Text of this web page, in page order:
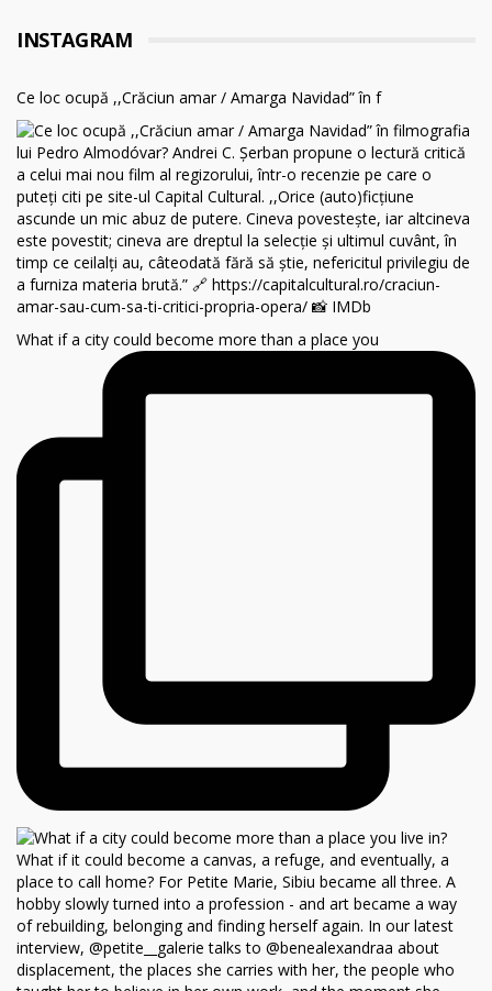
INSTAGRAM
Ce loc ocupă ,,Crăciun amar / Amarga Navidad” în f
What if a city could become more than a place you